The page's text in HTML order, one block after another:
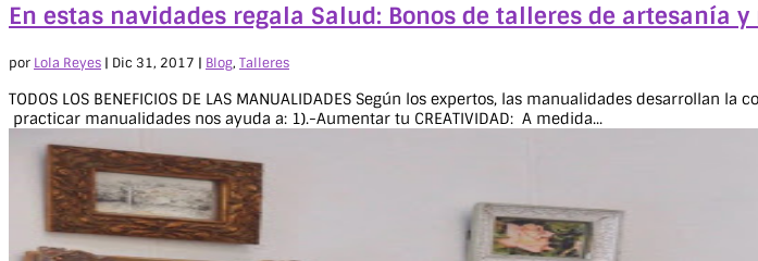
En estas navidades regala Salud: Bonos de talleres de artesanía
por Lola Reyes | Dic 31, 2017 | Blog, Talleres
TODOS LOS BENEFICIOS DE LAS MANUALIDADES Según los expertos, las manualidades
practicar manualidades nos ayuda a: 1).-Aumentar tu CREATIVIDAD: A medida...